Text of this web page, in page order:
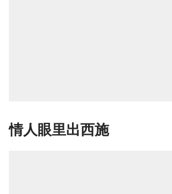
情人眼里出西施